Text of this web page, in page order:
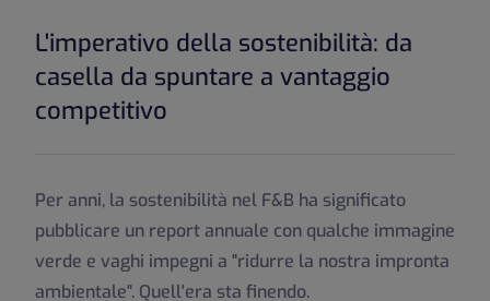
L'imperativo della sostenibilità: da
casella da spuntare a vantaggio
competitivo
Per anni, la sostenibilità nel F&B ha significato
pubblicare un report annuale con qualche immagine
verde e vaghi impegni a "ridurre la nostra impronta
ambientale". Quell'era sta finendo.